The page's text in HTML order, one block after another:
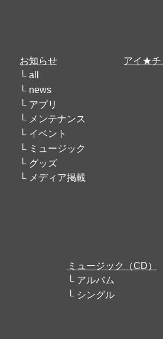
お知らせ
all
news
アプリ
メンテナンス
イベント
ミュージック
グッズ
メディア掲載
アイ★チ
ミュージック（CD）
アルバム
シングル